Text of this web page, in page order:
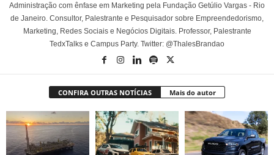
Administração com ênfase em Marketing pela Fundação Getúlio Vargas - Rio
de Janeiro. Consultor, Palestrante e Pesquisador sobre Empreendedorismo,
Marketing, Redes Sociais e Negócios Digitais. Professor, Palestrante
TedxTalks e Campus Party. Twitter: @ThalesBrandao
CONFIRA OUTRAS NOTÍCIAS Mais do autor